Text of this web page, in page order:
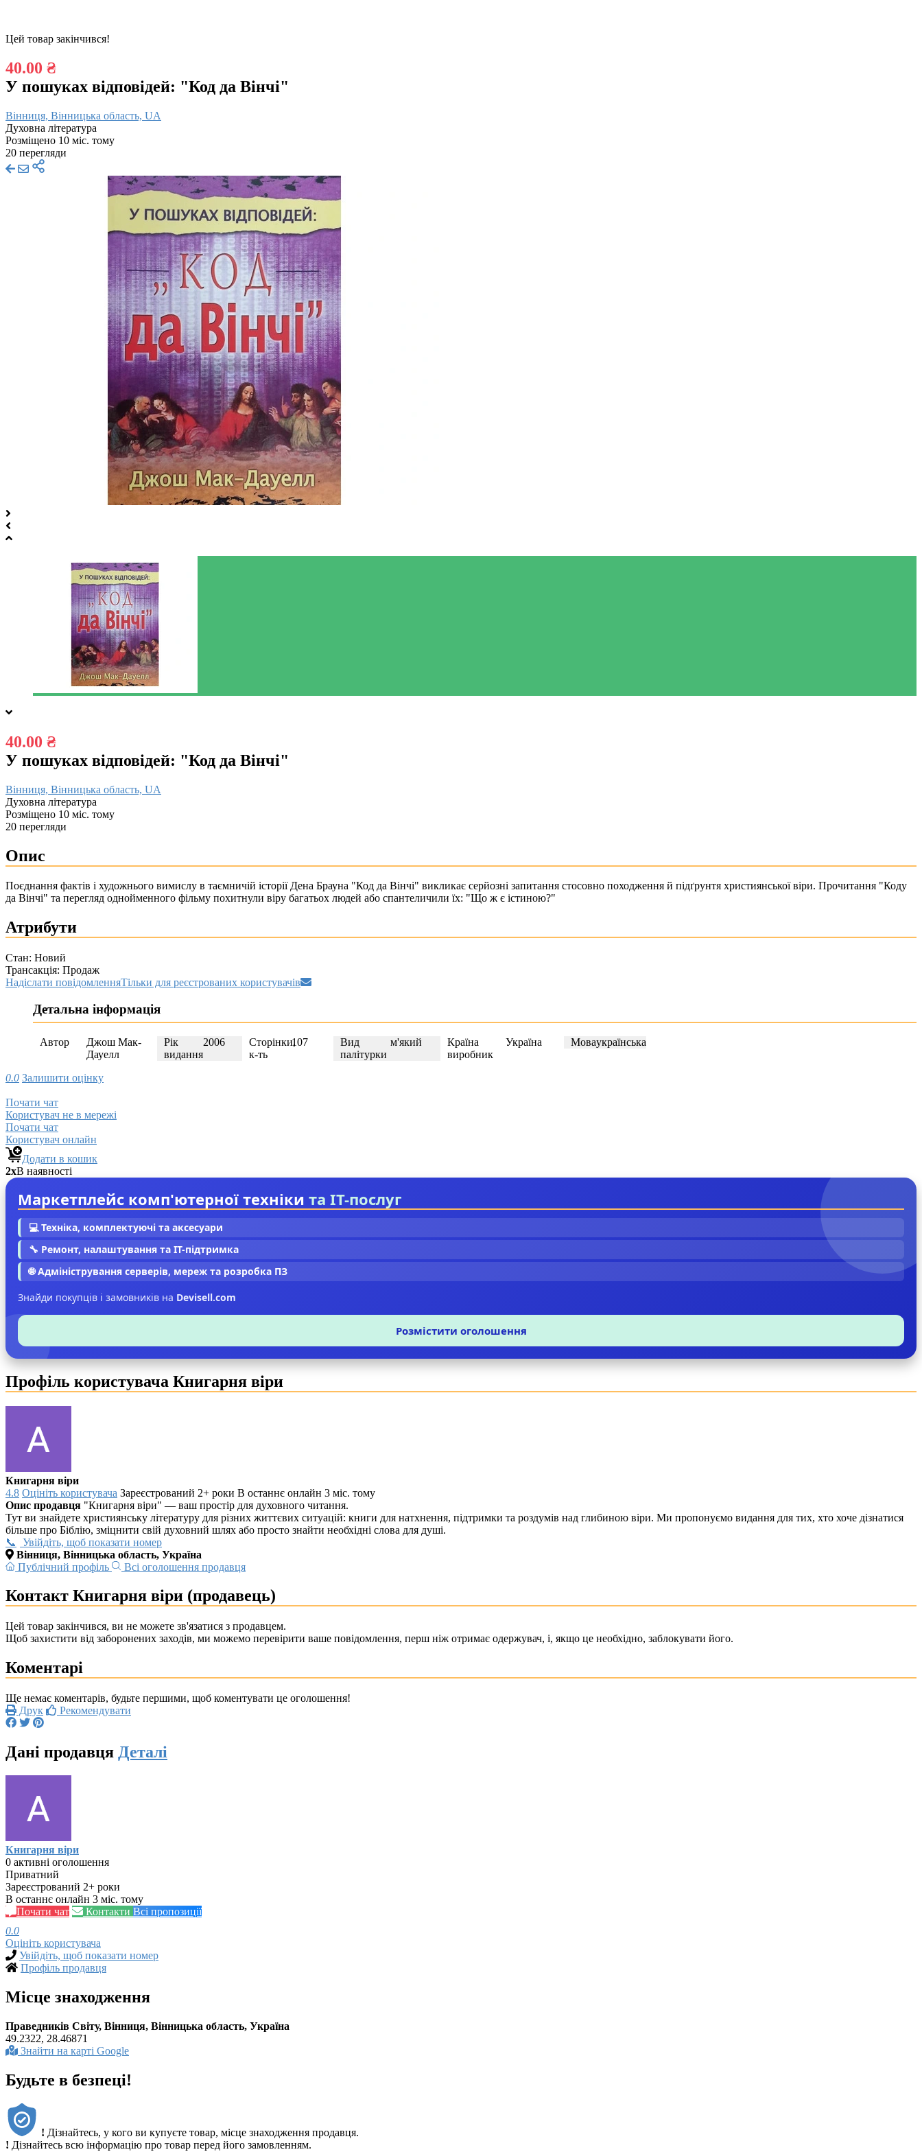
Цей товар закінчився!
40.00 ₴
У пошуках відповідей: "Код да Вінчі"
Вінниця, Вінницька область, UA
Духовна література
Розміщено 10 міс. тому
20 перегляди
40.00 ₴
У пошуках відповідей: "Код да Вінчі"
Вінниця, Вінницька область, UA
Духовна література
Розміщено 10 міс. тому
20 перегляди
Опис
Поєднання фактів і художнього вимислу в таємничій історії Дена Брауна "Код да Вінчі" викликає серйозні запитання стосовно походження й підґрунтя християнської віри. Прочитання "Коду
да Вінчі" та перегляд однойменного фільму похитнули віру багатьох людей або спантеличили їх: "Що ж є істиною?"
Атрибути
Стан: Новий
Трансакція: Продаж
Надіслати повідомленняТільки для реєстрованих користувачів
Детальна інформація
Автор
Джош Мак-
Дауелл
Рік
видання
2006
Сторінки,
к-ть
107
Вид
палітурки
м'який
Країна
виробник
Україна Моваукраїнська
0.0 Залишити оцінку
Почати чат
Користувач не в мережі
Почати чат
Користувач онлайн
Додати в кошик
2xВ наявності
Маркетплейс комп'ютерної техніки та IT-послуг
💻 Техніка, комплектуючі та аксесуари
🔧 Ремонт, налаштування та IT-підтримка
🌐 Адміністрування серверів, мереж та розробка ПЗ
Знайди покупців і замовників на Devisell.com
Розмістити оголошення
Профіль користувача Книгарня віри
Книгарня віри
4.8 Оцініть користувача Зареєстрований 2+ роки В останнє онлайн 3 міс. тому
Опис продавця "Книгарня віри" — ваш простір для духовного читання.
Тут ви знайдете християнську літературу для різних життєвих ситуацій: книги для натхнення, підтримки та роздумів над глибиною віри. Ми пропонуємо видання для тих, хто хоче дізнатися
більше про Біблію, зміцнити свій духовний шлях або просто знайти необхідні слова для душі.
Увійдіть, щоб показати номер
Вінниця, Вінницька область, Україна
Публічний профіль
Всі оголошення продавця
Контакт Книгарня віри (продавець)
Цей товар закінчився, ви не можете зв'язатися з продавцем.
Щоб захистити від заборонених заходів, ми можемо перевірити ваше повідомлення, перш ніж отримає одержувач, і, якщо це необхідно, заблокувати його.
Коментарі
Ще немає коментарів, будьте першими, щоб коментувати це оголошення!
Друк
Рекомендувати
Дані продавця Деталі
Книгарня віри
0 активні оголошення
Приватний
Зареєстрований 2+ роки
В останнє онлайн 3 міс. тому
Почати чат
Контакти Всі пропозиції
0.0
Оцініть користувача
Увійдіть, щоб показати номер
Профіль продавця
Місце знаходження
Праведників Світу, Вінниця, Вінницька область, Україна
49.2322, 28.46871
Знайти на карті Google
Будьте в безпеці!
! Дізнайтесь, у кого ви купуєте товар, місце знаходження продавця.
! Дізнайтесь всю інформацію про товар перед його замовленням.